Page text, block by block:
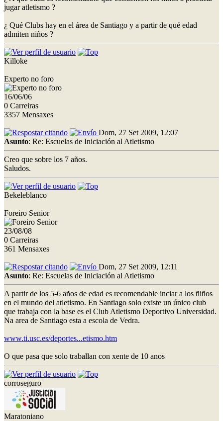
jugar atletismo ?
¿ Qué Clubs hay en el área de Santiago y a partir de qué edad
admiten niños ?
Killoke
Experto no foro
16/06/06
0 Carreiras
3357 Mensaxes
Dom, 27 Set 2009, 12:07
Asunto: Re: Escuelas de Iniciación al Atletismo
Creo que sobre los 7 años.
Saludos.
Bekeleblanco
Foreiro Senior
23/08/08
0 Carreiras
361 Mensaxes
Dom, 27 Set 2009, 12:11
Asunto: Re: Escuelas de Iniciación al Atletismo
A partir de los 5-6 años de edad es recomendable inciar a los ñiños
en el mundo del atletismo. En Santiago solo existe un único club
que trabaja con la base es el Club Atletismo Deportivo Universidad.
Na area de Santiago esta a escola de Vedra.
www.ti.usc.es/deportes...etismo.htm
O que pasa que solo traballan con xente de 10 anos
corroseguro
Maratoniano